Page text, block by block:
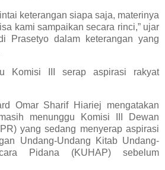
keterangan siapa saja, materinya
kami sampaikan secara rinci,” ujar
Prasetyo dalam keterangan yang
Komisi III serap aspirasi rakyat
Omar Sharif Hiariej mengatakan
menunggu Komisi III Dewan
yang sedang menyerap aspirasi
Undang-Undang Kitab Undang-
Pidana (KUHAP) sebelum